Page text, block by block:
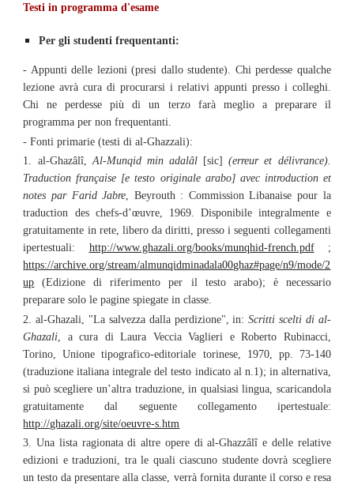
Testi in programma d'esame
Per gli studenti frequentanti:
- Appunti delle lezioni (presi dallo studente). Chi perdesse qualche
lezione avrà cura di procurarsi i relativi appunti presso i colleghi.
Chi ne perdesse più di un terzo farà meglio a preparare il
programma per non frequentanti.
- Fonti primarie (testi di al-Ghazzali):
1. al-Ghazâlî,Al-Munqid min adalâl [sic](erreur et délivrance).
Traduction française [e testo originale arabo] avec introduction et
notes par Farid Jabre, Beyrouth : Commission Libanaise pour la
traduction des chefs-d’œuvre, 1969. Disponibile integralmente e
gratuitamente in rete, libero da diritti, presso i seguenti collegamenti
ipertestuali: http://www.ghazali.org/books/munqhid-french.pdf;
https://archive.org/stream/almunqidminadala00ghaz#page/n9/mode/2
up (Edizione di riferimento per il testo arabo); è necessario
preparare solo le pagine spiegate in classe.
2. al-Ghazali, "La salvezza dalla perdizione", in:Scritti scelti di al-
Ghazali , a cura di Laura Veccia Vaglieri e Roberto Rubinacci,
Torino, Unione tipografico-editoriale torinese, 1970, pp. 73-140
(traduzione italiana integrale del testo indicato al n.1); in alternativa,
si può scegliere un’altra traduzione, in qualsiasi lingua, scaricandola
gratuitamente dal seguente collegamento ipertestuale:
http://ghazali.org/site/oeuvre-s.htm
3. Una lista ragionata di altre opere di al-Ghazzâlî e delle relative
edizioni e traduzioni, tra le quali ciascuno studente dovrà scegliere
un testo da presentare alla classe, verrà fornita durante il corso e resa